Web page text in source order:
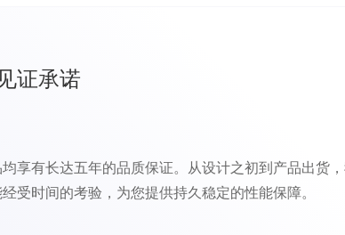
证承诺
享有长达五年的品质保证。从设计之初到产品出货
受时间的考验，为您提供持久稳定的性能保障。